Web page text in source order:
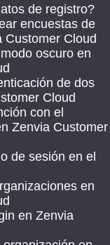
de registro?
encuestas de
Customer Cloud
oscuro en
de dos
Cloud
con el
Zenvia Customer
de sesión en el
en
en Zenvia